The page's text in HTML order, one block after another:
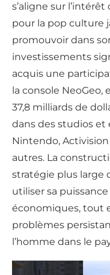
s’aligne sur
pour la pop culture
promouvoir dans
investissements
acquis une
la console NeoGeo,
37,8 milliards de
dans des studios et
Nintendo,
autres. La
stratégie plus large
utiliser sa
économiques, tout
problèmes
l’homme dans le